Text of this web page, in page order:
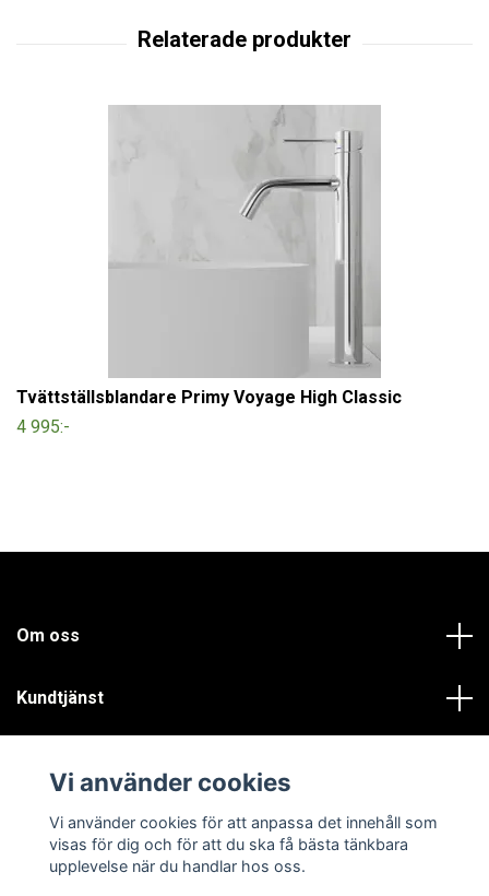
Tvättställsblandare Primy Voyage High Classic
4 995:-
Om oss
Kundtjänst
Sociala medier
Vi använder cookies
Vi använder cookies för att anpassa det innehåll som
visas för dig och för att du ska få bästa tänkbara
upplevelse när du handlar hos oss.